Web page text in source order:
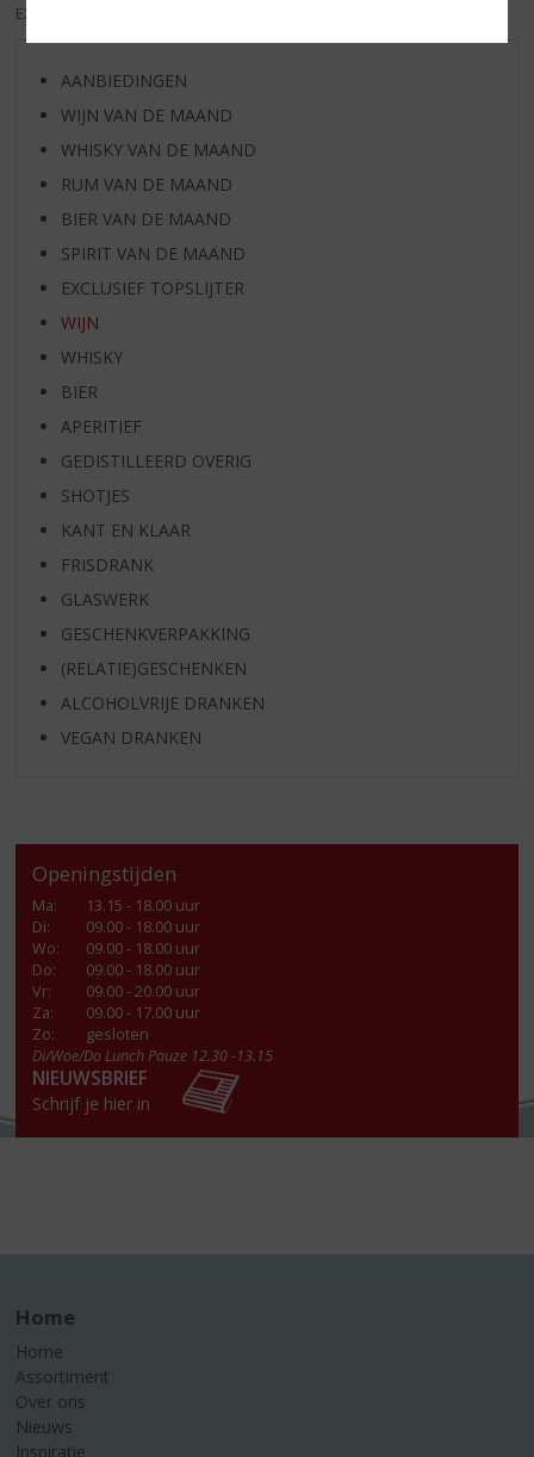
EXCL. BTW
AANBIEDINGEN
WIJN VAN DE MAAND
WHISKY VAN DE MAAND
RUM VAN DE MAAND
BIER VAN DE MAAND
SPIRIT VAN DE MAAND
EXCLUSIEF TOPSLIJTER
WIJN
WHISKY
BIER
APERITIEF
GEDISTILLEERD OVERIG
SHOTJES
KANT EN KLAAR
FRISDRANK
GLASWERK
GESCHENKVERPAKKING
(RELATIE)GESCHENKEN
ALCOHOLVRIJE DRANKEN
VEGAN DRANKEN
Openingstijden
Ma:
13.15 - 18.00 uur
Di:
09.00 - 18.00 uur
Wo:
09.00 - 18.00 uur
Do:
09.00 - 18.00 uur
Vr:
09.00 - 20.00 uur
Za:
09.00 - 17.00 uur
Zo:
gesloten
Di/Woe/Do Lunch Pauze 12.30 -13.15
NIEUWSBRIEF
Schrijf je hier in
Home
Home
Assortiment
Over ons
Nieuws
Inspiratie